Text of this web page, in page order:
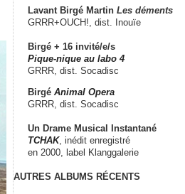
Lavant Birgé Martin Les déments
GRRR+OUCH!, dist. Inouïe
Birgé + 16 invité/e/s
Pique-nique au labo 4
GRRR, dist. Socadisc
Birgé Animal Opera
GRRR, dist. Socadisc
Un Drame Musical Instantané
TCHAK, inédit enregistré
en 2000, label Klanggalerie
AUTRES ALBUMS RÉCENTS